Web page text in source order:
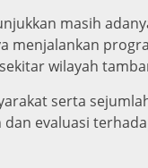
masih
menjalankan
wilayah
serta
evaluasi